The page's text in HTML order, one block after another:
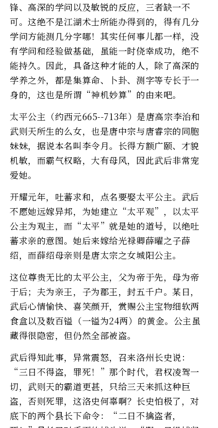
锋、高深的学问以及敏锐的反应，三者缺一不
可。这绝不是江湖术士所能办得到的，得有几分
学问方能测几分字哪！其实任何事儿都一样，没
有学问和经验做基础，虽能一时侥幸成功，绝不
能持久。因此，具备这种才能的人，除了高深的
学养之外，都是集算命、卜卦、测字等专长于一
身的，这也是所谓“神机妙算”的由来吧。
太平公主（约西元665--713年）是唐高宗李治和
武则天所生的么女，也是唐中宗与唐睿宗的同胞
妹妹，据说本名叫李令月。长得方额广颐、才貌
机敏，而霸气权略，大有母风，因此武后非常宠
爱她。
开耀元年，吐蕃求和，点名要娶太平公主。武后
不愿她远嫁异邦，为她建立“太平观”，以太平
公主为观主，而“太平”就是她的道号，以绝吐
蕃求亲的意图。她后来嫁给光禄卿薛曜之子薛
绍，而薛绍母亲则是唐太宗之女城阳公主。
这位尊贵无比的太平公主，父为帝于先，母为帝
于后；夫为亲王，子为郡王，封五千户。某日，
武后心情愉快、喜笑颜开，赏赐公主宝物细软两
食盒以及数百镒（一镒为24两）的黄金。公主虽
藏得很隐密，但仍然全部被盗。
武后得知此事，异常震怒，召来洛州长史说：
“三日不得盗，罪死！”那个时代，君权凌驾一
切，武则天的霸道更甚，只给三天来抓这种巨
盗，否则死罪，这洛史何辜啊？长史怕极了，对
底下的两个县长下命令：“二日不擒盗者，